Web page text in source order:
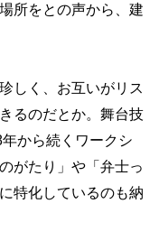
所をとの声から、建
しく、お互いがリス
るのだとか。舞台技
から続くワークシ
がたり」や「弁士っ
特化しているのも納